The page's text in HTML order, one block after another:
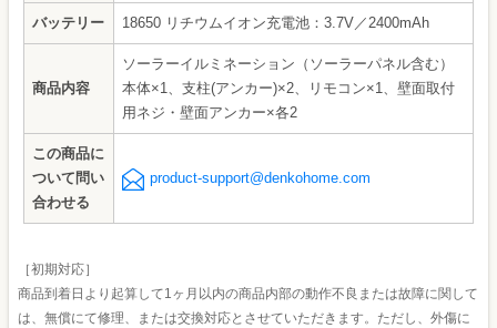
バッテリー 18650 リチウムイオン充電池：3.7V／2400mAh
商品内容
ソーラーイルミネーション（ソーラーパネル含む）
本体×1、支柱(アンカー)×2、リモコン×1、壁面取付
用ネジ・壁面アンカー×各2
この商品に
ついて問い
合わせる
product-support@denkohome.com
［初期対応］
商品到着日より起算して1ヶ月以内の商品内部の動作不良または故障に関して
は、無償にて修理、または交換対応とさせていただきます。ただし、外傷に